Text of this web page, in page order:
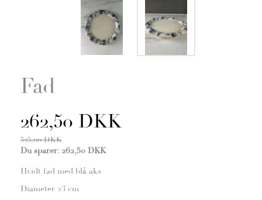
Fad
262,50 DKK
525,00 DKK
Du sparer: 262,50 DKK
Hvidt fad med blå aks
Diameter 23 cm